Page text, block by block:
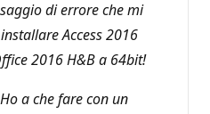
di errore che mi
Access 2016
2016 H&B a 64bit!
a che fare con un